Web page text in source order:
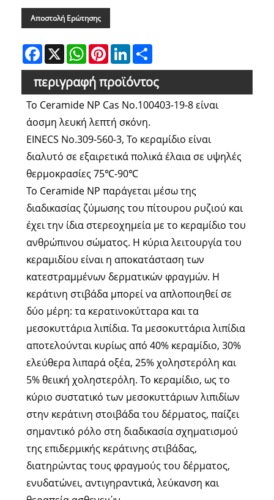
Αποστολή Ερώτησης
Facebook
X WhatsAppPinterestLinkedIn
περιγραφή προϊόντος
Το Ceramide NP Cas No.100403-19-8 είναι
άοσμη λευκή λεπτή σκόνη.
EINECS No.309-560-3, Το κεραμίδιο είναι
διαλυτό σε εξαιρετικά πολικά έλαια σε υψηλές
θερμοκρασίες 75℃-90℃
Το Ceramide NP παράγεται μέσω της
διαδικασίας ζύμωσης του πίτουρου ρυζιού και
έχει την ίδια στερεοχημεία με το κεραμίδιο του
ανθρώπινου σώματος. Η κύρια λειτουργία του
κεραμιδίου είναι η αποκατάσταση των
κατεστραμμένων δερματικών φραγμών. Η
κεράτινη στιβάδα μπορεί να απλοποιηθεί σε
δύο μέρη: τα κερατινοκύτταρα και τα
μεσοκυττάρια λιπίδια. Τα μεσοκυττάρια λιπίδια
αποτελούνται κυρίως από 40% κεραμίδιο, 30%
ελεύθερα λιπαρά οξέα, 25% χοληστερόλη και
5% θειική χοληστερόλη. Το κεραμίδιο, ως το
κύριο συστατικό των μεσοκυττάριων λιπιδίων
στην κεράτινη στοιβάδα του δέρματος, παίζει
σημαντικό ρόλο στη διαδικασία σχηματισμού
της επιδερμικής κεράτινης στιβάδας,
διατηρώντας τους φραγμούς του δέρματος,
ενυδατώνει, αντιγηραντικά, λεύκανση και